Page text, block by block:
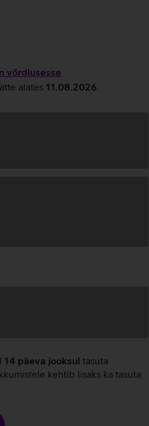
võrdlusesse
alates 11.08.2026
14 päeva jooksul tasuta
kehtib lisaks ka tasuta